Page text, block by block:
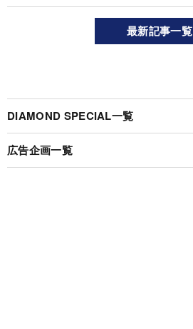
最新記事一覧
DIAMOND SPECIAL一覧
広告企画一覧